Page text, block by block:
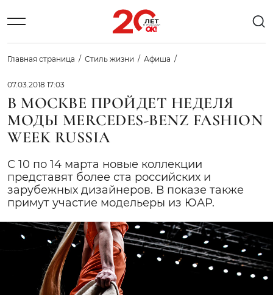
Главная страница Стиль жизни Афиша
07.03.2018 17:03
В МОСКВЕ ПРОЙДЕТ НЕДЕЛЯ
МОДЫ MERCEDES-BENZ FASHION
WEEK RUSSIA
С 10 по 14 марта новые коллекции
представят более ста российских и
зарубежных дизайнеров. В показе также
примут участие модельеры из ЮАР.